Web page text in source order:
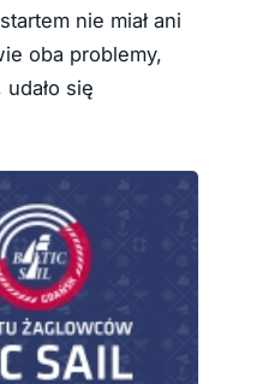
nie miał ani
oba problemy,
się